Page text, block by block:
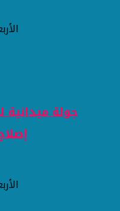
الأربعاء 05
جولة ميدانية
الأربعاء 05